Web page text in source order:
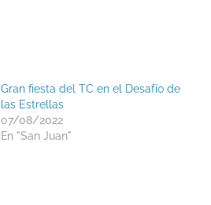
Gran fiesta del TC en el Desafío de
las Estrellas
07/08/2022
En "San Juan"